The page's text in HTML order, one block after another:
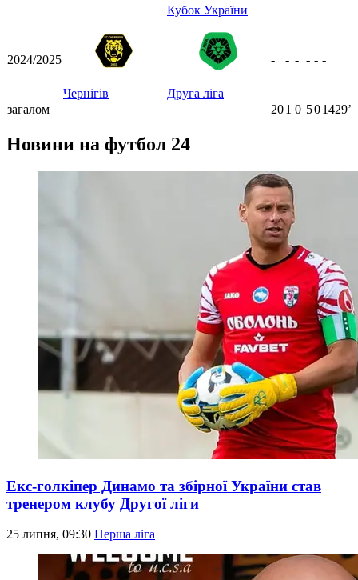
Кубок України
2024/2025
Чернігів Друга ліга
- - - - - -
загалом 201 0 501429ʼ
Новини на футбол 24
Екс-голкіпер Динамо та збірної України став
тренером клубу Другої ліги
25 липня, 09:30 Перша ліга